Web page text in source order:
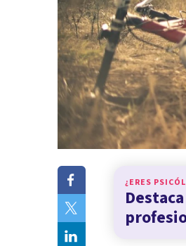
¿ERES